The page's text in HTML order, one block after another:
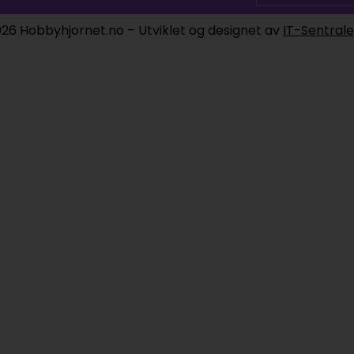
Hobbyhjornet.no – Utviklet og designet av IT-